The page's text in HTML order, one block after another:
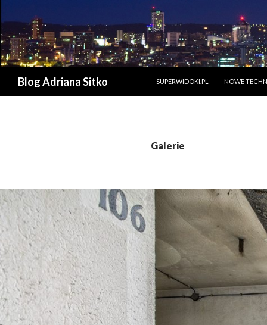
Blog Adriana Sitko
SUPERWIDOKI.PL
NOWE
Galerie